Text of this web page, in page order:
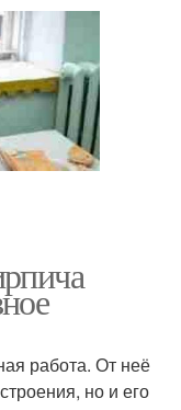
работа. От неё
но и его